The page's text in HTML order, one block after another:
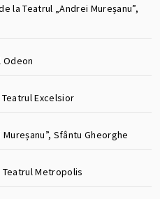
la Teatrul „Andrei Mureșanu”,
Odeon
Excelsior
Sfântu Gheorghe
Teatrul Metropolis